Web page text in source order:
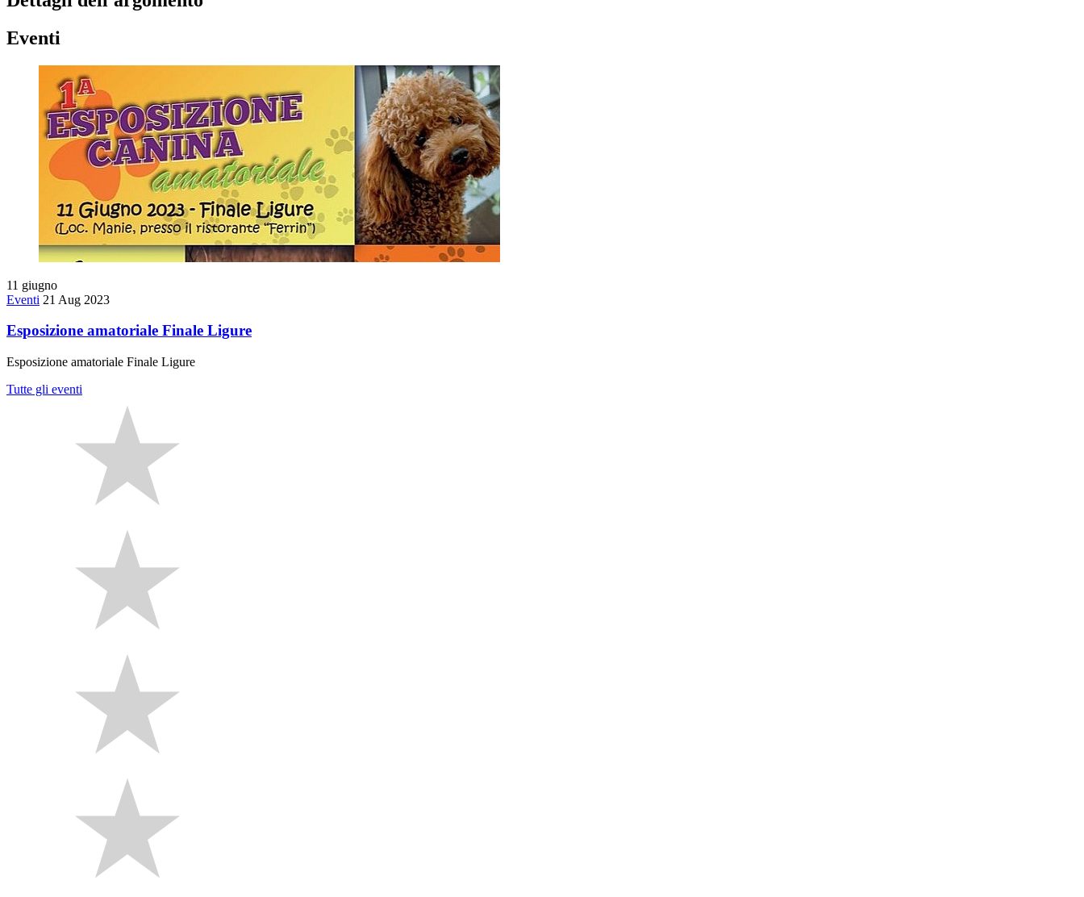
Eventi
11 giugno
Eventi 21 Aug 2023
Esposizione amatoriale Finale Ligure
Esposizione amatoriale Finale Ligure
Tutte gli eventi